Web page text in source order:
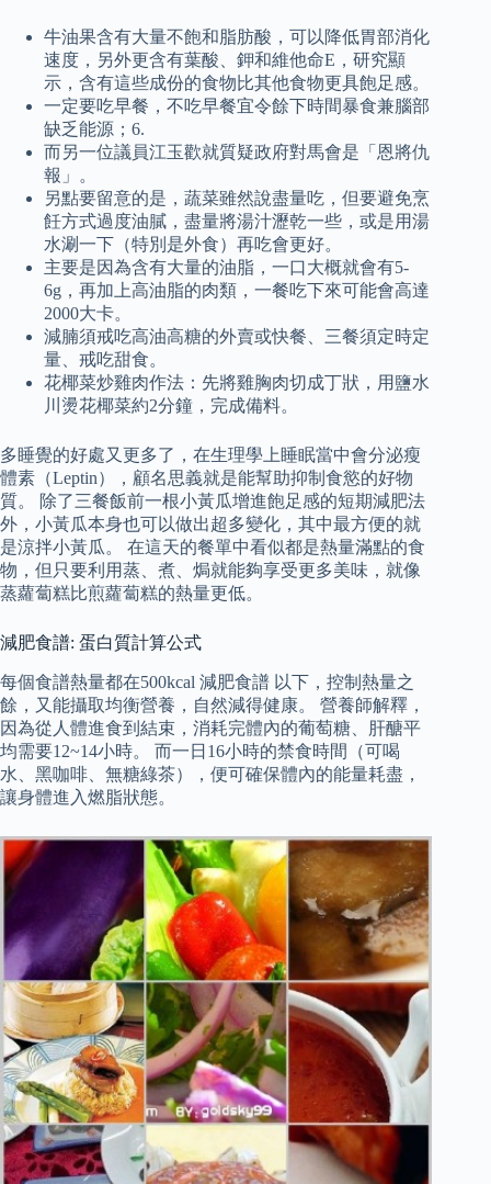
牛油果含有大量不飽和脂肪酸，可以降低胃部消化
速度，另外更含有葉酸、鉀和維他命E，研究顯
示，含有這些成份的食物比其他食物更具飽足感。
一定要吃早餐，不吃早餐宜令餘下時間暴食兼腦部
缺乏能源；6.
而另一位議員江玉歡就質疑政府對馬會是「恩將仇
報」。
另點要留意的是，蔬菜雖然說盡量吃，但要避免烹
飪方式過度油膩，盡量將湯汁瀝乾一些，或是用湯
水涮一下（特別是外食）再吃會更好。
主要是因為含有大量的油脂，一口大概就會有5-
6g，再加上高油脂的肉類，一餐吃下來可能會高達
2000大卡。
減腩須戒吃高油高糖的外賣或快餐、三餐須定時定
量、戒吃甜食。
花椰菜炒雞肉作法：先將雞胸肉切成丁狀，用鹽水
川燙花椰菜約2分鐘，完成備料。
多睡覺的好處又更多了，在生理學上睡眠當中會分泌瘦
體素（Leptin），顧名思義就是能幫助抑制食慾的好物
質。 除了三餐飯前一根小黃瓜增進飽足感的短期減肥法
外，小黃瓜本身也可以做出超多變化，其中最方便的就
是涼拌小黃瓜。 在這天的餐單中看似都是熱量滿點的食
物，但只要利用蒸、煮、焗就能夠享受更多美味，就像
蒸蘿蔔糕比煎蘿蔔糕的熱量更低。
減肥食譜: 蛋白質計算公式
每個食譜熱量都在500kcal 減肥食譜 以下，控制熱量之
餘，又能攝取均衡營養，自然減得健康。 營養師解釋，
因為從人體進食到結束，消耗完體內的葡萄糖、肝醣平
均需要12~14小時。 而一日16小時的禁食時間（可喝
水、黑咖啡、無糖綠茶），便可確保體內的能量耗盡，
讓身體進入燃脂狀態。